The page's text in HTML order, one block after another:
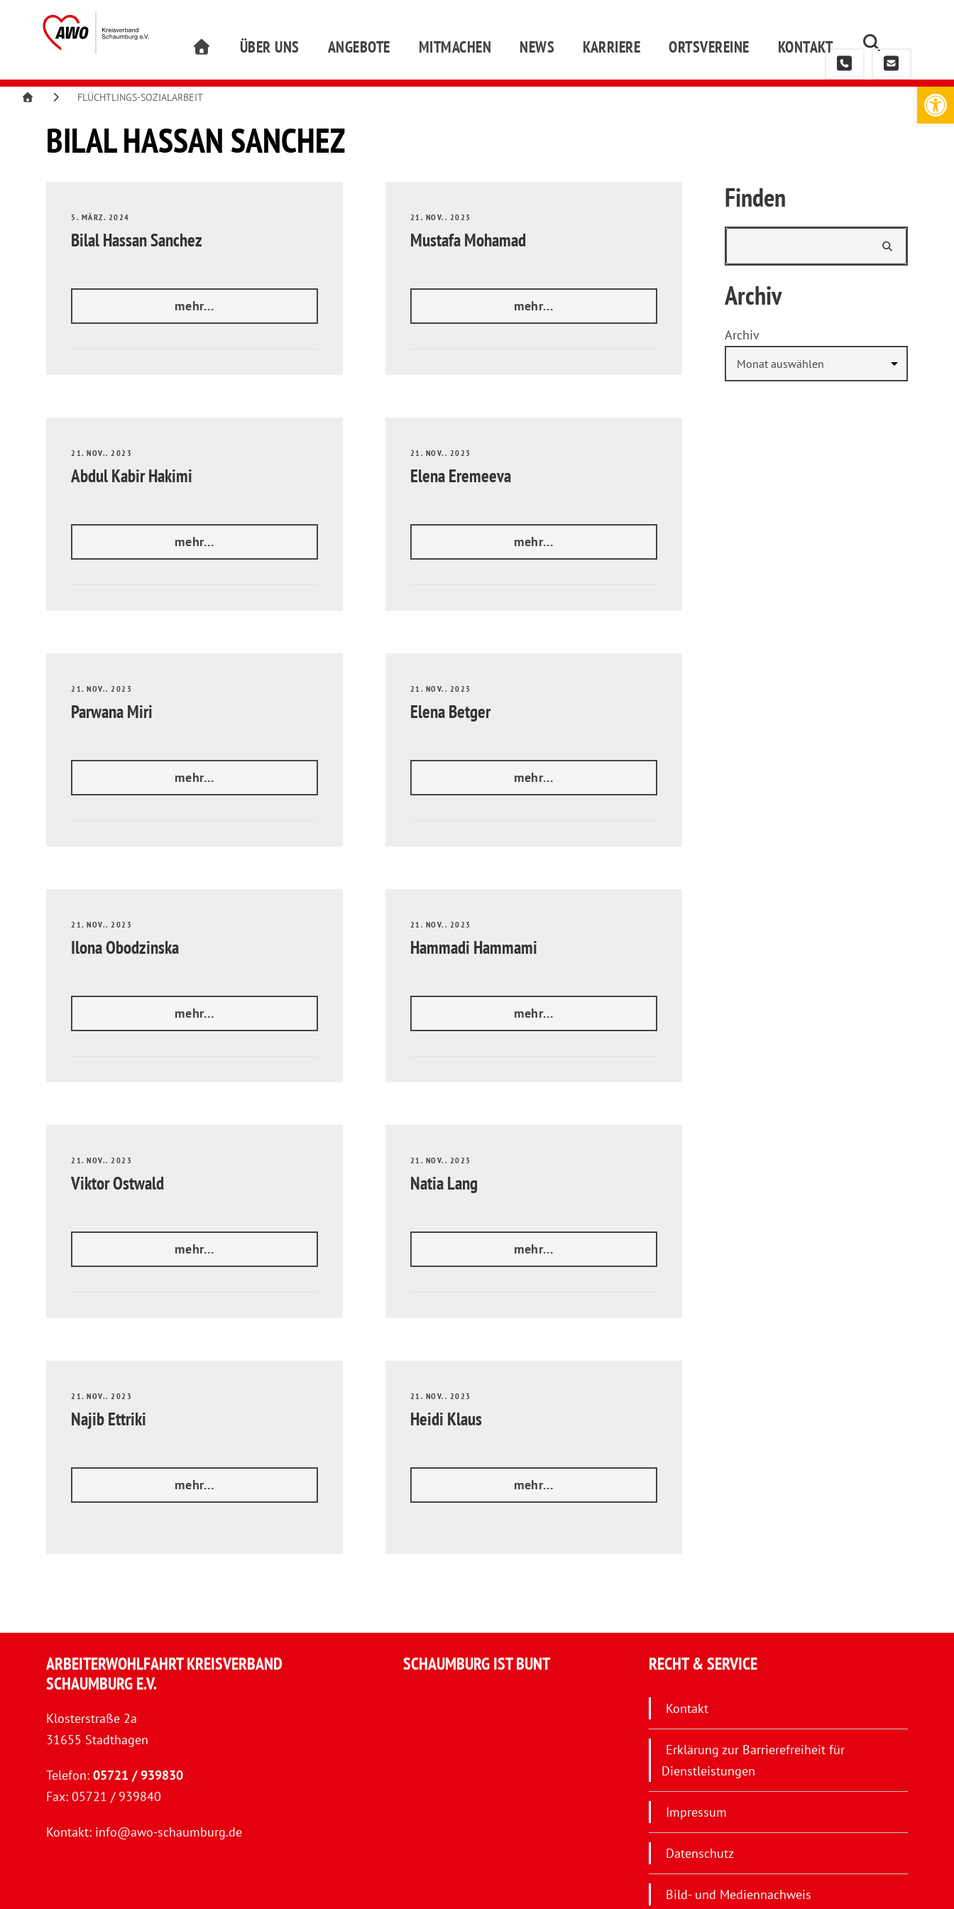
ÜBER UNS ANGEBOTE MITMACHEN NEWS KARRIERE ORTSVEREINE KONTAKT
FLÜCHTLINGS-SOZIALARBEIT
BILAL HASSAN SANCHEZ
5. MÄRZ. 2024
Bilal Hassan Sanchez
mehr...
21. NOV.. 2023
Mustafa Mohamad
mehr...
21. NOV.. 2023
Abdul Kabir Hakimi
mehr...
21. NOV.. 2023
Elena Eremeeva
mehr...
21. NOV.. 2023
Parwana Miri
mehr...
21. NOV.. 2023
Elena Betger
mehr...
21. NOV.. 2023
Ilona Obodzinska
mehr...
21. NOV.. 2023
Hammadi Hammami
mehr...
21. NOV.. 2023
Viktor Ostwald
mehr...
21. NOV.. 2023
Natia Lang
mehr...
21. NOV.. 2023
Najib Ettriki
mehr...
21. NOV.. 2023
Heidi Klaus
mehr...
Finden
Archiv
Archiv
ARBEITERWOHLFAHRT KREISVERBAND
SCHAUMBURG E.V.
Klosterstraße 2a
31655 Stadthagen
Telefon: 05721 / 939830
Fax: 05721 / 939840
Kontakt: info@awo-schaumburg.de
SCHAUMBURG IST BUNT RECHT & SERVICE
Kontakt
Erklärung zur Barrierefreiheit für
Dienstleistungen
Impressum
Datenschutz
Bild- und Mediennachweis
Werkzeugleiste öffnen